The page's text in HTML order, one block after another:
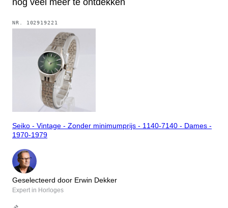
NR. 102919221
Seiko - Vintage - Zonder minimumprijs - 1140-7140 - Dames -
1970-1979
Geselecteerd door Erwin Dekker
Expert in Horloges